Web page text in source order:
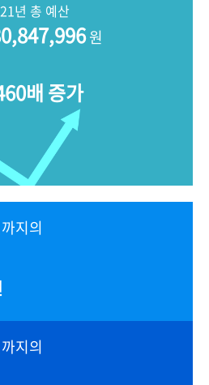
년 총 예산
원
배 증가
지의
지의